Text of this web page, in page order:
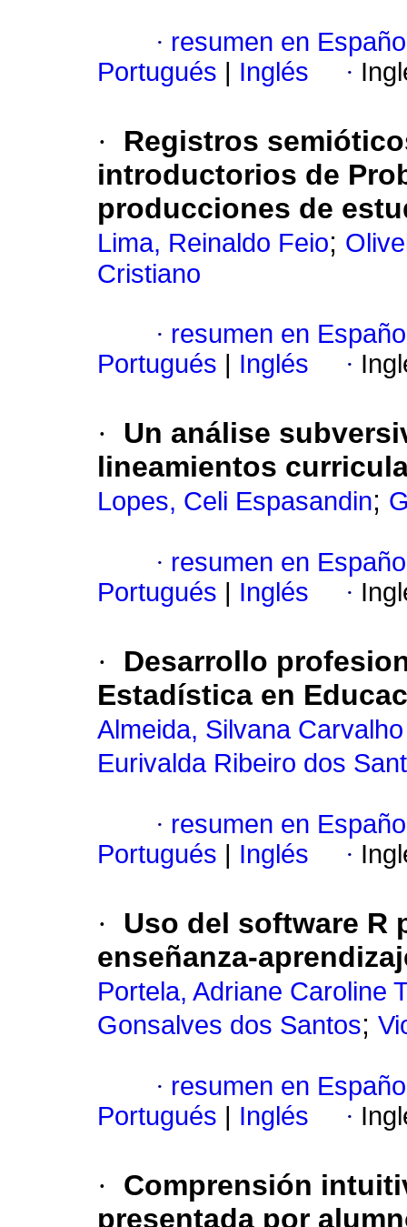
· resumen en
Portugués
Inglés ·
·
Registros
introductorios de
producciones de
Lima, Reinaldo Feio;
Cristiano
· resumen en
Portugués
Inglés ·
·
Un análise
lineamientos
Lopes, Celi Espasandin;
· resumen en
Portugués
Inglés ·
·
Desarrollo
Estadística en
Almeida, Silvana
Eurivalda Ribeiro dos
· resumen en
Portugués
Inglés ·
·
Uso del software R
enseñanza-
Portela, Adriane Caroline
Gonsalves dos Santos;
· resumen en
Portugués
Inglés ·
·
Comprensión
presentada por